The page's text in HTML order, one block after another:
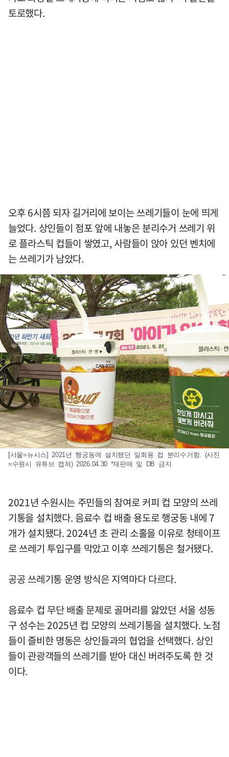
토로했다.
오후 6시쯤 되자 길거리에 보이는 쓰레기들이 눈에 띄게
늘었다. 상인들이 점포 앞에 내놓은 분리수거 쓰레기 위
로 플라스틱 컵들이 쌓였고, 사람들이 앉아 있던 벤치에
는 쓰레기가 남았다.
[서울=뉴시스] 2021년 행궁동에 설치됐던 일회용 컵 분리수거함. (사진
=수원시 유튜브 캡쳐) 2026.04.30 *재판매 및 DB 금지
2021년 수원시는 주민들의 참여로 커피 컵 모양의 쓰레
기통을 설치했다. 음료수 컵 배출 용도로 행궁동 내에 7
개가 설치됐다. 2024년 초 관리 소홀을 이유로 청테이프
로 쓰레기 투입구를 막았고 이후 쓰레기통은 철거됐다.
공공 쓰레기통 운영 방식은 지역마다 다르다.
음료수 컵 무단 배출 문제로 골머리를 앓았던 서울 성동
구 성수는 2025년 컵 모양의 쓰레기통을 설치했다. 노점
들이 즐비한 명동은 상인들과의 협업을 선택했다. 상인
들이 관광객들의 쓰레기를 받아 대신 버려주도록 한 것
이다.